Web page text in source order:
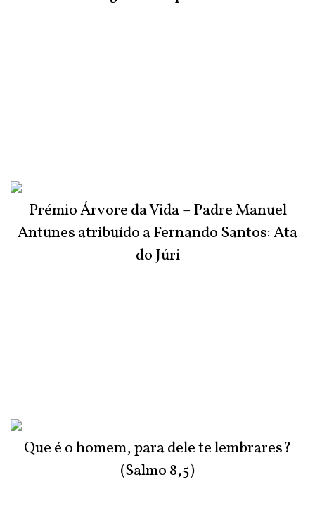
Prémio Árvore da Vida – Padre Manuel
Antunes atribuído a Fernando Santos: Ata
do Júri
Que é o homem, para dele te lembrares?
(Salmo 8,5)